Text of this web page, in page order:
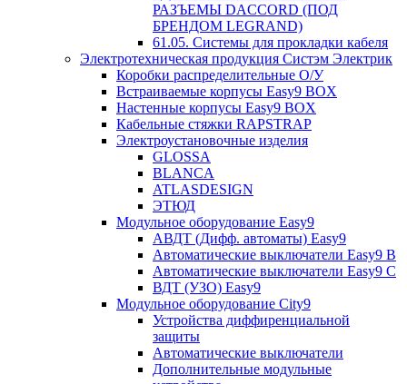
РАЗЪЕМЫ DACCORD (ПОД
БРЕНДОМ LEGRAND)
61.05. Системы для прокладки кабеля
Электротехническая продукция Систэм Электрик
Коробки распределительные О/У
Встраиваемые корпусы Easy9 BOX
Настенные корпусы Easy9 BOX
Кабельные стяжки RAPSTRAP
Электроустановочные изделия
GLOSSA
BLANCA
ATLASDESIGN
ЭТЮД
Модульное оборудование Easy9
АВДТ (Дифф. автоматы) Easy9
Автоматические выключатели Easy9 В
Автоматические выключатели Easy9 С
ВДТ (УЗО) Easy9
Модульное оборудование City9
Устройства диффиренциальной
защиты
Автоматические выключатели
Дополнительные модульные